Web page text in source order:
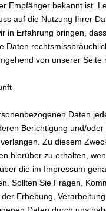
Empfänger bekannt ist.
auf die Nutzung Ihrer
in Erfahrung bringen,
Daten
von unserer Seite
Daten
Berichtigung und/oder
Zu diesem
hierüber zu erhalten,
die im Impressum
Sollten Sie Fragen,
Erhebung,